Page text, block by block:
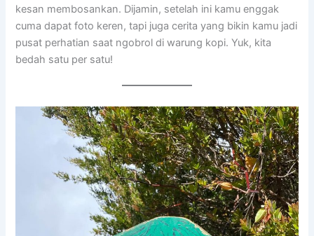
kesan membosankan. Dijamin, setelah ini kamu enggak
cuma dapat foto keren, tapi juga cerita yang bikin kamu jadi
pusat perhatian saat ngobrol di warung kopi. Yuk, kita
bedah satu per satu!